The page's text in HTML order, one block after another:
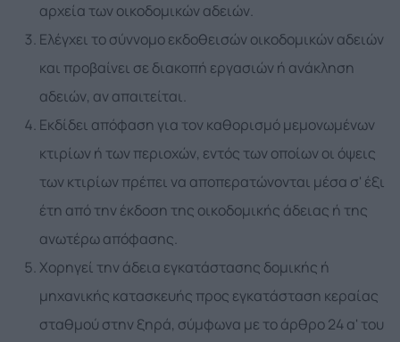
αρχεία των οικοδομικών αδειών.
Ελέγχει το σύννομο εκδοθεισών οικοδομικών αδειών
και προβαίνει σε διακοπή εργασιών ή ανάκληση
αδειών, αν απαιτείται.
Εκδίδει απόφαση για τον καθορισμό μεμονωμένων
κτιρίων ή των περιοχών, εντός των οποίων οι όψεις
των κτιρίων πρέπει να αποπερατώνονται μέσα σ' έξι
έτη από την έκδοση της οικοδομικής άδειας ή της
ανωτέρω απόφασης.
Χορηγεί την άδεια εγκατάστασης δομικής ή
μηχανικής κατασκευής προς εγκατάσταση κεραίας
σταθμού στην ξηρά, σύμφωνα με το άρθρο 24 α' του